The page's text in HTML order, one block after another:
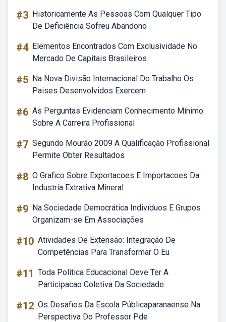
#3 Historicamente As Pessoas Com Qualquer Tipo
De Deficiência Sofreu Abandono
#4 Elementos Encontrados Com Exclusividade No
Mercado De Capitais Brasileiros
#5 Na Nova Divisão Internacional Do Trabalho Os
Paises Desenvolvidos Exercem
#6 As Perguntas Evidenciam Conhecimento Mínimo
Sobre A Carreira Profissional
#7 Segundo Mourão 2009 A Qualificação Profissional
Permite Obter Resultados
#8 O Grafico Sobre Exportacoes E Importacoes Da
Industria Extrativa Mineral
#9 Na Sociedade Democrática Indivíduos E Grupos
Organizam-se Em Associações
#10 Atividades De Extensão: Integração De
Competências Para Transformar O Eu
#11 Toda Politica Educacional Deve Ter A
Participacao Coletiva Da Sociedade
#12 Os Desafios Da Escola Públicaparanaense Na
Perspectiva Do Professor Pde